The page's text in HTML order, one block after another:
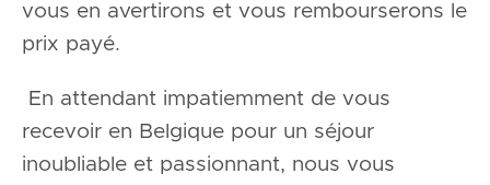
vous en avertirons et vous rembourserons le
prix payé.
En attendant impatiemment de vous
recevoir en Belgique pour un séjour
inoubliable et passionnant, nous vous